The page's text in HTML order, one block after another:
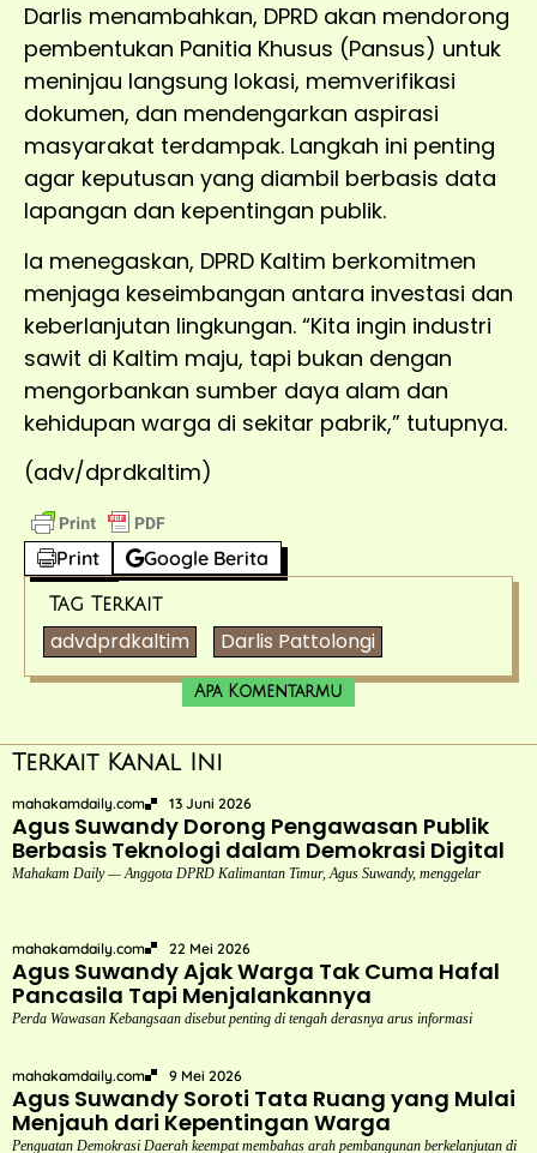
Darlis menambahkan, DPRD akan mendorong
pembentukan Panitia Khusus (Pansus) untuk
meninjau langsung lokasi, memverifikasi
dokumen, dan mendengarkan aspirasi
masyarakat terdampak. Langkah ini penting
agar keputusan yang diambil berbasis data
lapangan dan kepentingan publik.
Ia menegaskan, DPRD Kaltim berkomitmen
menjaga keseimbangan antara investasi dan
keberlanjutan lingkungan. “Kita ingin industri
sawit di Kaltim maju, tapi bukan dengan
mengorbankan sumber daya alam dan
kehidupan warga di sekitar pabrik,” tutupnya.
(adv/dprdkaltim)
Print Google Berita
Tag Terkait
advdprdkaltim Darlis Pattolongi
Apa Komentarmu
Terkait Kanal Ini
mahakamdaily.com 13 Juni 2026
Agus Suwandy Dorong Pengawasan Publik
Berbasis Teknologi dalam Demokrasi Digital
Mahakam Daily — Anggota DPRD Kalimantan Timur, Agus Suwandy, menggelar
mahakamdaily.com 22 Mei 2026
Agus Suwandy Ajak Warga Tak Cuma Hafal
Pancasila Tapi Menjalankannya
Perda Wawasan Kebangsaan disebut penting di tengah derasnya arus informasi
mahakamdaily.com 9 Mei 2026
Agus Suwandy Soroti Tata Ruang yang Mulai
Menjauh dari Kepentingan Warga
Penguatan Demokrasi Daerah keempat membahas arah pembangunan berkelanjutan di